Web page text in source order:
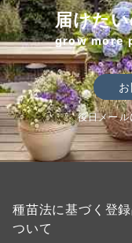
届けた
grow more
後日メー
種苗法に基づく登
ついて